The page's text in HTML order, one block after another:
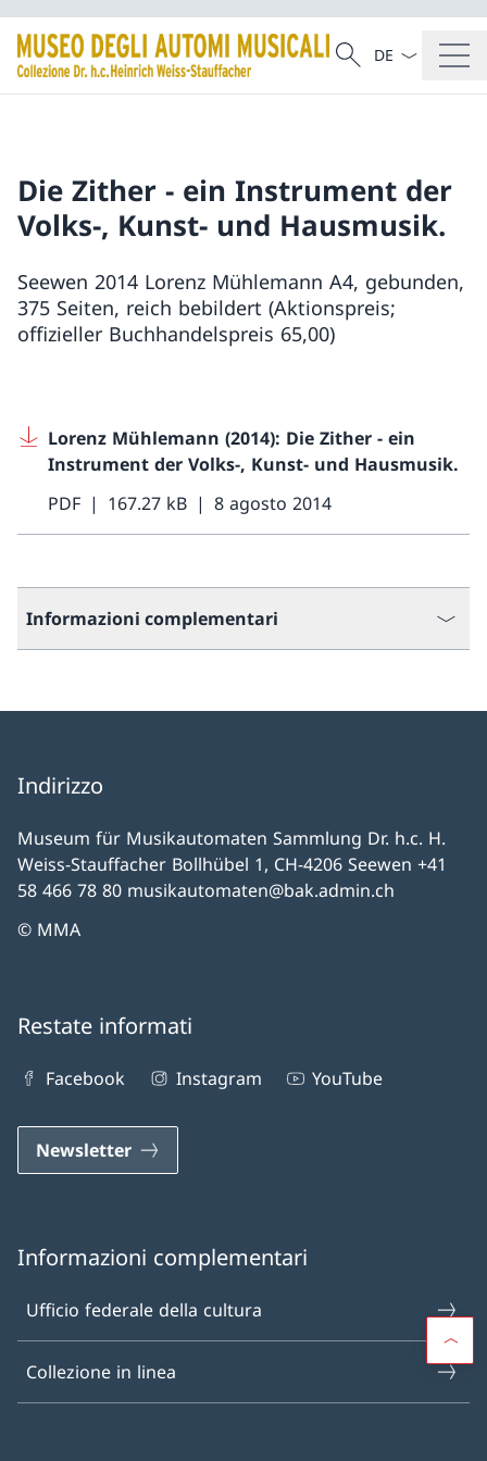
Cercare
Ricerca
Dal menu a
Die Zither - ein Instrument der
Volks-, Kunst- und Hausmusik.
Seewen 2014 Lorenz Mühlemann A4, gebunden,
375 Seiten, reich bebildert (Aktionspreis;
offizieller Buchhandelspreis 65,00)
Lorenz Mühlemann (2014): Die Zither − ein
Instrument der Volks-, Kunst- und Hausmusik.
PDF
167.27 kB 8 agosto 2014
Informazioni complementari
Indirizzo
Museum für Musikautomaten Sammlung Dr. h.c. H.
Weiss-Stauffacher Bollhübel 1, CH-4206 Seewen +41
58 466 78 80 musikautomaten@bak.admin.ch
© MMA
Restate informati
Facebook Instagram YouTube
Newsletter
Informazioni complementari
Ufficio federale della cultura
Collezione in linea